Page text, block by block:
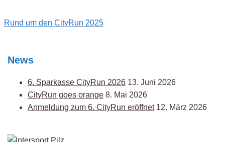
Post
Rund um den CityRun 2025
News
6. Sparkasse CityRun 2026 13. Juni 2026
CityRun goes orange 8. Mai 2026
Anmeldung zum 6. CityRun eröffnet 12. März 2026